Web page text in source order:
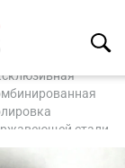
стали